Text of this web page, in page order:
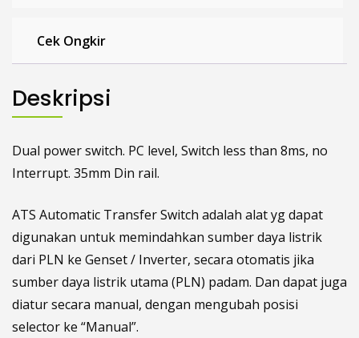
Cek Ongkir
Deskripsi
Dual power switch. PC level, Switch less than 8ms, no
Interrupt. 35mm Din rail.
ATS Automatic Transfer Switch adalah alat yg dapat
digunakan untuk memindahkan sumber daya listrik
dari PLN ke Genset / Inverter, secara otomatis jika
sumber daya listrik utama (PLN) padam. Dan dapat juga
diatur secara manual, dengan mengubah posisi
selector ke “Manual”.